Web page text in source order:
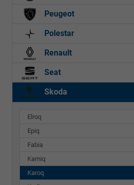
Peugeot
Polestar
Renault
Seat
Skoda
Elroq
Epiq
Fabia
Kamiq
Karoq